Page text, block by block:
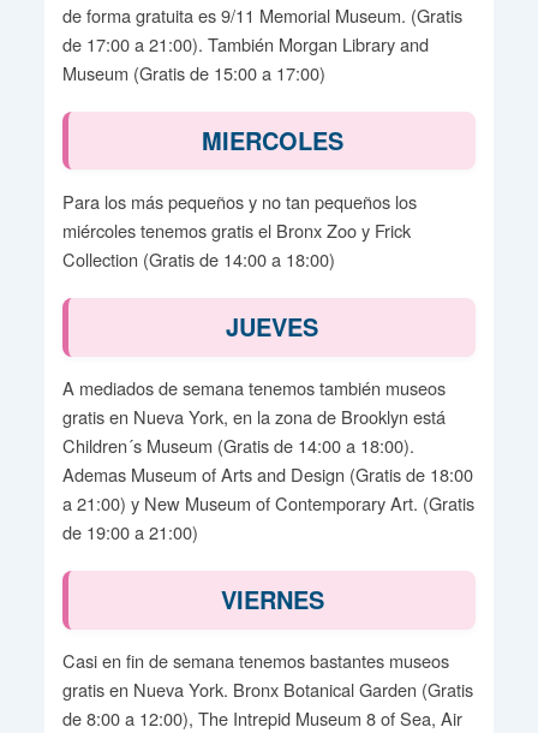
de forma gratuita es 9/11 Memorial Museum. (Gratis
de 17:00 a 21:00). También Morgan Library and
Museum (Gratis de 15:00 a 17:00)
MIERCOLES
Para los más pequeños y no tan pequeños los
miércoles tenemos gratis el Bronx Zoo y Frick
Collection (Gratis de 14:00 a 18:00)
JUEVES
A mediados de semana tenemos también museos
gratis en Nueva York, en la zona de Brooklyn está
Children´s Museum (Gratis de 14:00 a 18:00).
Ademas Museum of Arts and Design (Gratis de 18:00
a 21:00) y New Museum of Contemporary Art. (Gratis
de 19:00 a 21:00)
VIERNES
Casi en fin de semana tenemos bastantes museos
gratis en Nueva York. Bronx Botanical Garden (Gratis
de 8:00 a 12:00), The Intrepid Museum 8 of Sea, Air